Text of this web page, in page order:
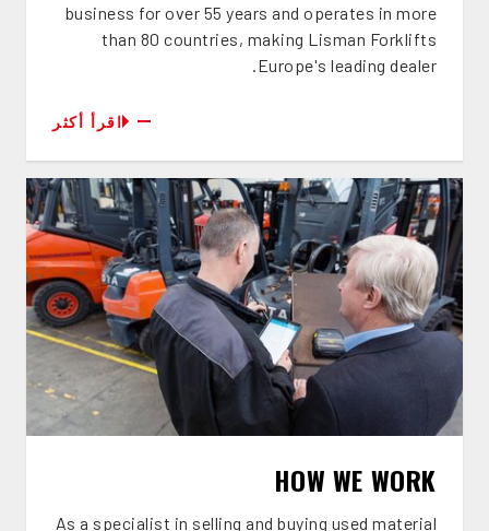
business for over 55 years and operates in more
than 80 countries, making Lisman Forklifts
Europe's leading dealer.
اقرأ أكثر
HOW WE WORK
As a specialist in selling and buying used material